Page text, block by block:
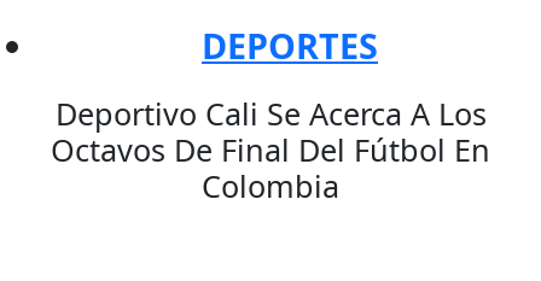
DEPORTES
Deportivo Cali Se Acerca A Los
Octavos De Final Del Fútbol En
Colombia